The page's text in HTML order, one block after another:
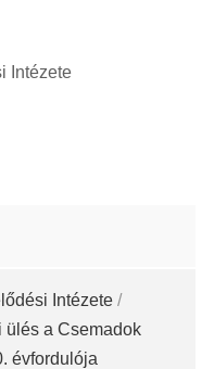
Intézete
Intézete /
ülés a Csemadok
évfordulója